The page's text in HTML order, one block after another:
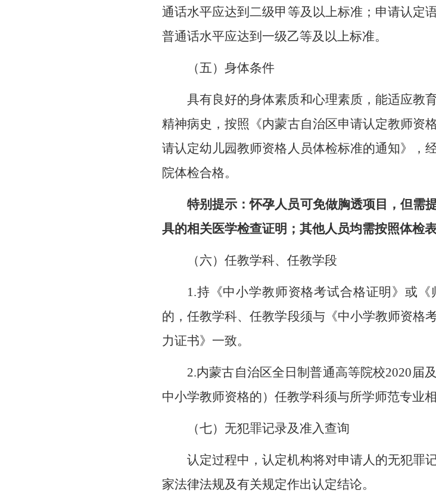
通话水平应达到二级甲等及以上标准；申请认定
普通话水平应达到一级乙等及以上标准。
（五）身体条件
具有良好的身体素质和心理素质，能适应教
精神病史，按照《内蒙古自治区申请认定教师资
请认定幼儿园教师资格人员体检标准的通知》，
院体检合格。
特别提示：怀孕人员可免做胸透项目，但需
具的相关医学检查证明；其他人员均需按照体检
（六）任教学科、任教学段
1.持《中小学教师资格考试合格证明》或
的，任教学科、任教学段须与《中小学教师资格
力证书》一致。
2.内蒙古自治区全日制普通高等院校2020届
中小学教师资格的）任教学科须与所学师范专业
（七）无犯罪记录及准入查询
认定过程中，认定机构将对申请人的无犯罪
家法律法规及有关规定作出认定结论。